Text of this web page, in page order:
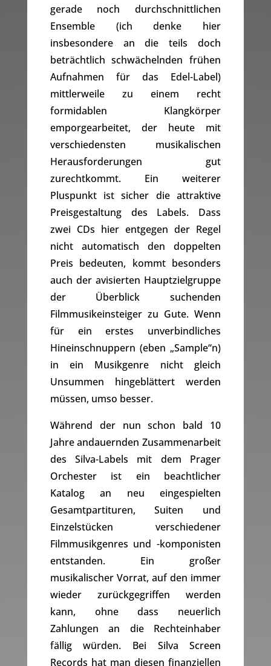
gerade noch durchschnittlichen
Ensemble (ich denke hier
insbesondere an die teils doch
beträchtlich schwächelnden frühen
Aufnahmen für das Edel-Label)
mittlerweile zu einem recht
formidablen Klangkörper
emporgearbeitet, der heute mit
verschiedensten musikalischen
Herausforderungen gut
zurechtkommt. Ein weiterer
Pluspunkt ist sicher die attraktive
Preisgestaltung des Labels. Dass
zwei CDs hier entgegen der Regel
nicht automatisch den doppelten
Preis bedeuten, kommt besonders
auch der avisierten Hauptzielgruppe
der Überblick suchenden
Filmmusikeinsteiger zu Gute. Wenn
für ein erstes unverbindliches
Hineinschnuppern (eben „Sample“n)
in ein Musikgenre nicht gleich
Unsummen hingeblättert werden
müssen, umso besser.
Während der nun schon bald 10
Jahre andauernden Zusammenarbeit
des Silva-Labels mit dem Prager
Orchester ist ein beachtlicher
Katalog an neu eingespielten
Gesamtpartituren, Suiten und
Einzelstücken verschiedener
Filmmusikgenres und -komponisten
entstanden. Ein großer
musikalischer Vorrat, auf den immer
wieder zurückgegriffen werden
kann, ohne dass neuerlich
Zahlungen an die Rechteinhaber
fällig würden. Bei Silva Screen
Records hat man diesen finanziellen